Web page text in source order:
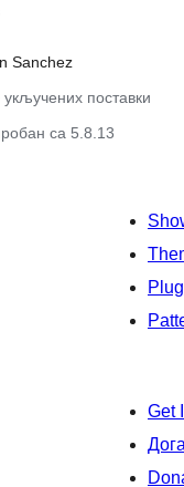
Sanchez
укључених поставки
са 5.8.13
Get